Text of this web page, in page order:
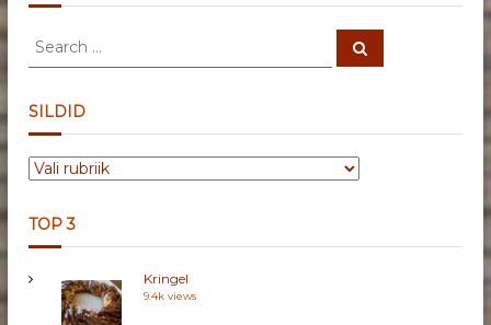
S
r
c
h
f
r
:
S
e
SILDID
S
D
D
TOP 3
Kringel
9.4k views